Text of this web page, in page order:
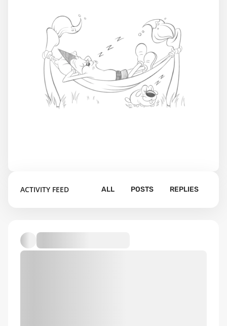
ACTIVITY FEED ALL POSTS REPLIES